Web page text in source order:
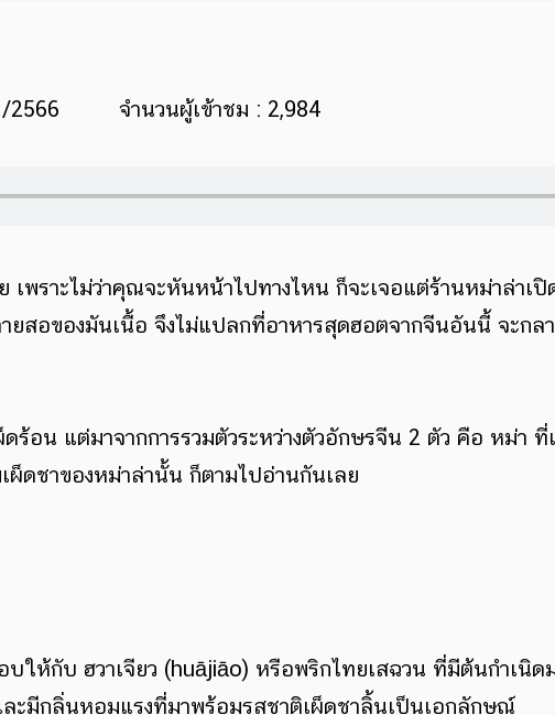
2566 จำนวนผู้เข้าชม : 2,984
พราะไม่ว่าคุณจะหันหน้าไปทางไหน ก็จะเจอแต่ร้านหม่าล่าเ
อของมันเนื้อ จึงไม่แปลกที่อาหารสุดฮอตจากจีนอันนี้ จะกล
ร้อน แต่มาจากการรวมตัวระหว่างตัวอักษรจีน 2 ตัว คือ หม่า
ผ็ดชาของหม่าล่านั้น ก็ตามไปอ่านกันเลย
ให้กับ ฮวาเจียว (huājiāo) หรือพริกไทยเสฉวน ที่มีต้นกำเนิ
ะมีกลิ่นหอมแรงที่มาพร้อมรสชาติเผ็ดชาลิ้นเป็นเอกลักษณ์